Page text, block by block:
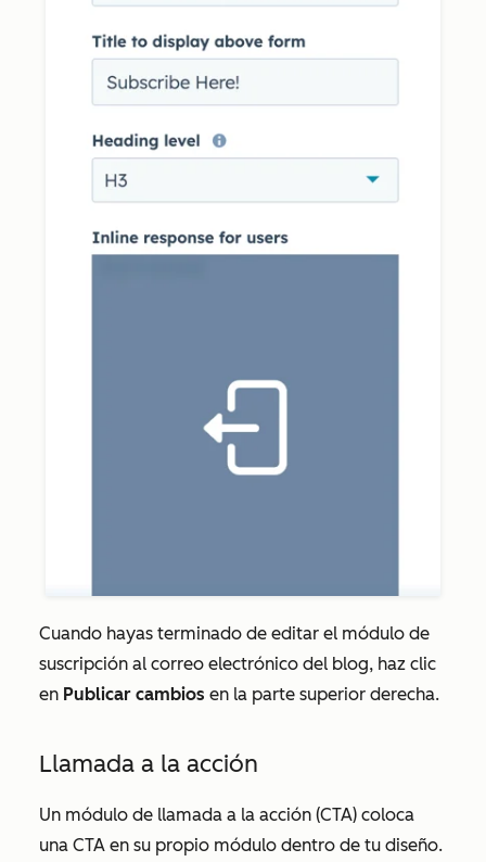
Cuando hayas terminado de editar el módulo de
suscripción al correo electrónico del blog, haz clic
en Publicar cambios en la parte superior derecha.
Llamada a la acción
Un módulo de llamada a la acción (CTA) coloca
una CTA en su propio módulo dentro de tu diseño.